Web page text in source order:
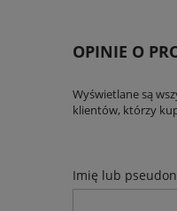
OPINIE O
Wyświetlane są
klientów, którzy
Imię lub